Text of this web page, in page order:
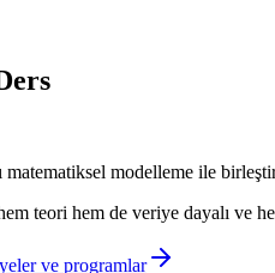
matematiksel modelleme ile
teori hem de veriye dayalı ve
ve programlar